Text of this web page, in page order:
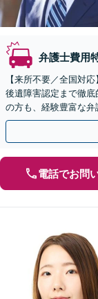
弁護士費用
【来所不要／全国対
後遺障害認定まで徹
の方も、経験豊富な
13拠点】お気軽にご
電話でお問